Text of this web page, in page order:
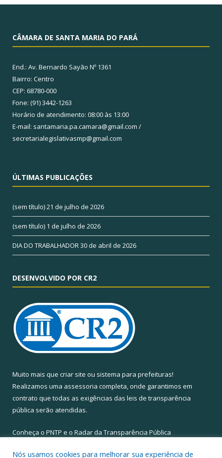
CÂMARA DE SANTA MARIA DO PARÁ
End.: Av. Bernardo Sayão Nº 1361
Bairro: Centro
CEP: 68780-000
Fone: (91) 3442-1263
Horário de atendimento: 08:00 às 13:00
E-mail: santamaria.pa.camara@gmail.com /
secretarialegislativasmp@gmail.com
ÚLTIMAS PUBLICAÇÕES
(sem título)21 de julho de 2026
(sem título) 1 de julho de 2026
DIA DO TRABALHADOR30 de abril de 2026
DESENVOLVIDO POR CR2
Muito mais que criar site ou sistema para prefeituras!
Realizamos uma assessoria completa, onde garantimos em
contrato que todas as exigências das leis de transparência
pública serão atendidas.
Conheça o PNTP e o Radar da Transparência Pública
Nós usamos cookies para melhorar sua experiência de